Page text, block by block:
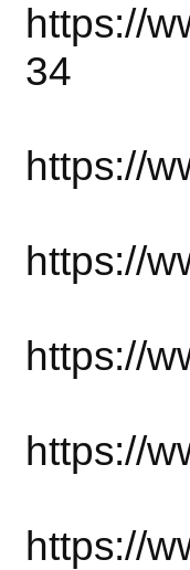
https://
34
https://
https://
https://
https://
https://